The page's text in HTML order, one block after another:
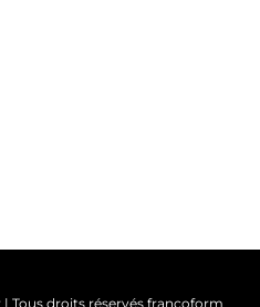
Tous droits réservés francoform